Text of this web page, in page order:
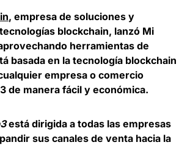
, empresa de soluciones y
blockchain, lanzó Mi
herramientas de
basada en la tecnología blockchain
empresa o comercio
de manera fácil y económica.
está dirigida a todas las empresas
sus canales de venta hacia la